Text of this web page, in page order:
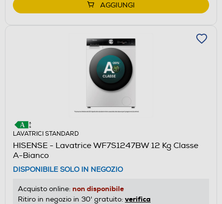
AGGIUNGI
LAVATRICI STANDARD
HISENSE - Lavatrice WF7S1247BW 12 Kg Classe
A-Bianco
DISPONIBILE SOLO IN NEGOZIO
Acquisto online: non disponibile
Ritiro in negozio in 30' gratuito: verifica